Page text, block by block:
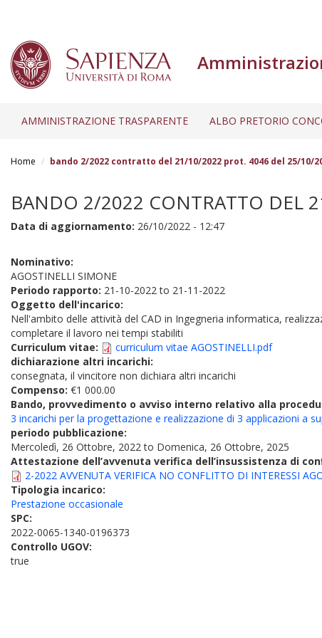
AMMINISTRAZIONE TRASPARENTE ALBO PRETORIO
Home bando 2/2022 contratto del 21/10/2022 prot. 4046 del 25/10/
BANDO 2/2022 CONTRATTO DEL
Data di aggiornamento: 26/10/2022 - 12:47
Nominativo:
AGOSTINELLI SIMONE
Periodo rapporto: 21-10-2022to 21-11-2022
Oggetto dell'incarico:
Nell'ambito delle attività del CAD in Ingegneria informatica,
completare il lavoro nei tempi stabiliti
Curriculum vitae:
curriculum vitae AGOSTINELLI.pdf
dichiarazione altri incarichi:
consegnata, il vincitore non dichiara altri incarichi
Compenso: €1 000.00
Bando, provvedimento o avviso interno relativo alla
3 incarichi per la progettazione e realizzazione di 3 applicazioni a
periodo pubblicazione:
Mercoledì, 26 Ottobre, 2022to Domenica, 26 Ottobre, 2025
Attestazione dell’avvenuta verifica dell’insussistenza di
2-2022 AVVENUTA VERIFICA NO CONFLITTO DI INTERESSI
Tipologia incarico:
Prestazione occasionale
SPC:
2022-0065-1340-0196373
Controllo UGOV:
true